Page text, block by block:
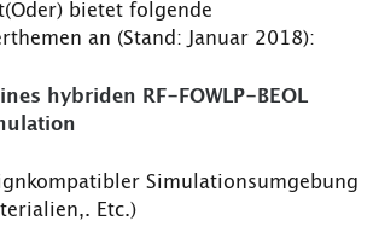
bietet folgende
an (Stand: Januar 2018):
hybriden RF-FOWLP-BEOL
Simulationsumgebung
Etc.)